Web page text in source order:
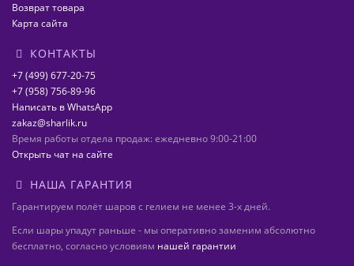
Возврат товара
Карта сайта
КОНТАКТЫ
+7 (499) 677-20-75
+7 (958) 756-89-96
Написать в WhatsApp
zakaz@sharlik.ru
Время работы отдела продаж: ежедневно 9:00-21:00
Открыть чат на сайте
НАША ГАРАНТИЯ
Гарантируем полёт шаров с гелием не менее 3-х дней.
Если шары упадут раньше - мы оперативно заменим абсолютно
бесплатно, согласно условиям нашей гарантии